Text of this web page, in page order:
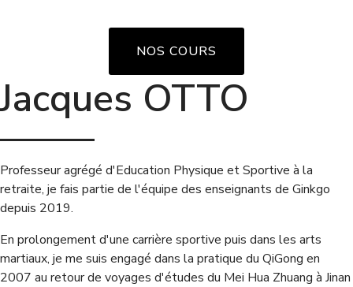
NOS COURS
Jacques OTTO
Professeur agrégé d'Education Physique et Sportive à la
retraite, je fais partie de l'équipe des enseignants de Ginkgo
depuis 2019.
En prolongement d'une carrière sportive puis dans les arts
martiaux, je me suis engagé dans la pratique du QiGong en
2007 au retour de voyages d'études du Mei Hua Zhuang à Jinan